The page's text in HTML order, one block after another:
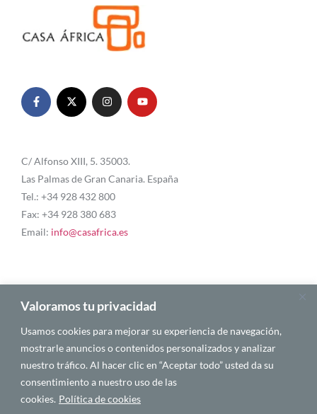
Valoramos tu privacidad
Usamos cookies para mejorar su experiencia de navegación,
mostrarle anuncios o contenidos personalizados y analizar
nuestro tráfico. Al hacer clic en “Aceptar todo” usted da su
consentimiento a nuestro uso de las
cookies. Política de cookies
C/ Alfonso XIII, 5. 35003.
Las Palmas de Gran Canaria. España
Tel.: +34 928 432 800
Fax: +34 928 380 683
Email: info@casafrica.es
Blog
Quiénes somos
Autores
Español